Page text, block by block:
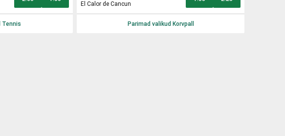
Tennis
El Calor de Cancun
Parimad valikud Korvpall